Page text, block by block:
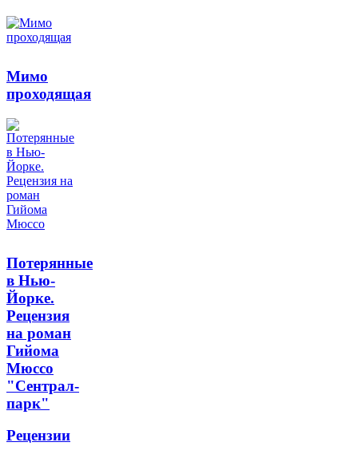
Мимо
проходящая
Потерянные
в Нью-
Йорке.
Рецензия
на роман
Гийома
Мюссо
"Сентрал-
парк"
Рецензии